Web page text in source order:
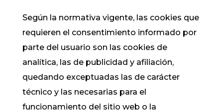
Según la normativa vigente, las cookies que
requieren el consentimiento informado por
parte del usuario son las cookies de
analítica, las de publicidad y afiliación,
quedando exceptuadas las de carácter
técnico y las necesarias para el
funcionamiento del sitio web o la